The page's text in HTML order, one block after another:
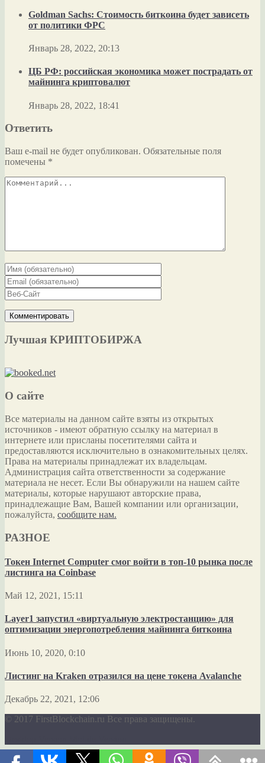
Goldman Sachs: Стоимость биткоина будет зависеть
от политики ФРС
Январь 28, 2022, 20:13
ЦБ РФ: российская экономика может пострадать от
майнинга криптовалют
Январь 28, 2022, 18:41
Ответить
Ваш e-mail не будет опубликован. Обязательные поля
помечены *
Лучшая КРИПТОБИРЖА
О сайте
Все материалы на данном сайте взяты из открытых
источников - имеют обратную ссылку на материал в
интернете или присланы посетителями сайта и
предоставляются исключительно в ознакомительных целях.
Права на материалы принадлежат их владельцам.
Администрация сайта ответственности за содержание
материала не несет. Если Вы обнаружили на нашем сайте
материалы, которые нарушают авторские права,
принадлежащие Вам, Вашей компании или организации,
пожалуйста, сообщите нам.
РАЗНОЕ
Токен Internet Computer смог войти в топ-10 рынка после
листинга на Coinbase
Май 12, 2021, 15:11
Layer1 запустил «виртуальную электростанцию» для
оптимизации энергопотребления майнинга биткоина
Июнь 10, 2020, 0:10
Листинг на Kraken отразился на цене токена Avalanche
Декабрь 22, 2021, 12:06
© 2017 FirstBlockchain.ru Все права защищены.